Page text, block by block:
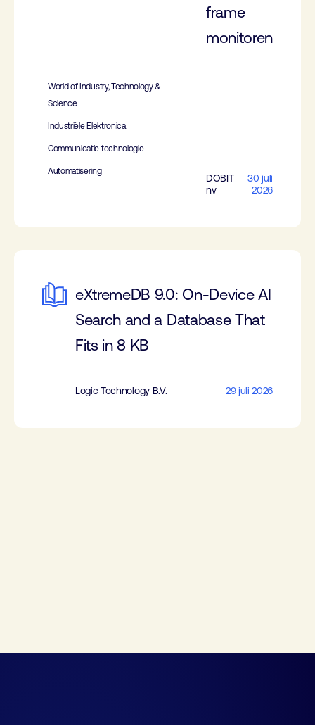
frame
monitoren
World of Industry, Technology &
Science
Industriële Elektronica
Communicatie technologie
Automatisering
DOBIT
nv
30 juli
2026
eXtremeDB 9.0: On-Device AI
Search and a Database That
Fits in 8 KB
Logic Technology B.V. 29 juli 2026